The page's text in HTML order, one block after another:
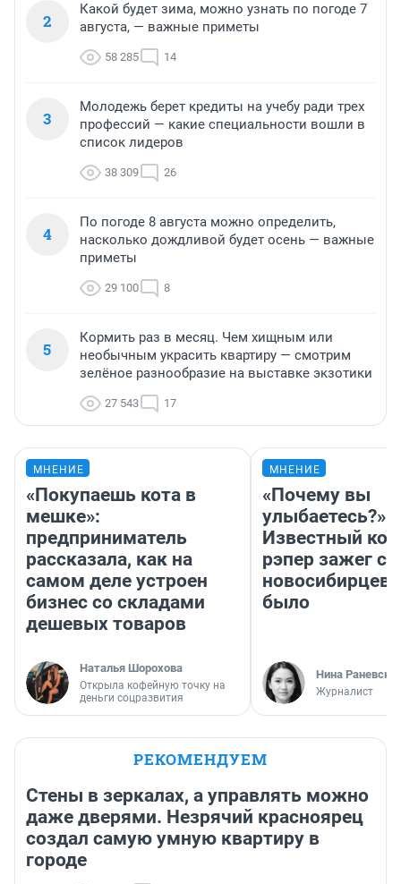
2
Какой будет зима, можно узнать по погоде 7
августа, — важные приметы
58 285 14
3
Молодежь берет кредиты на учебу ради трех
профессий — какие специальности вошли в
список лидеров
38 309 26
4
По погоде 8 августа можно определить,
насколько дождливой будет осень — важные
приметы
29 100 8
5
Кормить раз в месяц. Чем хищным или
необычным украсить квартиру — смотрим
зелёное разнообразие на выставке экзотики
27 543 17
МНЕНИЕ
«Покупаешь кота в
мешке»:
предприниматель
рассказала, как на
самом деле устроен
бизнес со складами
дешевых товаров
Наталья Шорохова
Открыла кофейную точку на
деньги соцразвития
МНЕНИЕ
«Почему вы
улыбаетесь?»
Известный
рэпер зажег с
новосибирцев:
было
Нина
Журналист
РЕКОМЕНДУЕМ
Стены в зеркалах, а управлять можно
даже дверями. Незрячий красноярец
создал самую умную квартиру в
городе